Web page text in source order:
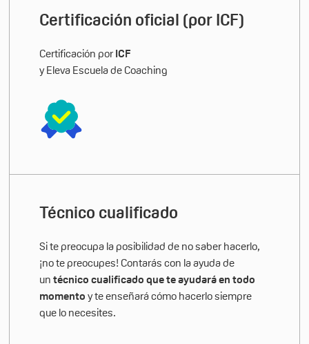
Certificación oficial (por ICF)
Certificación porICF
y Eleva Escuela de Coaching
Técnico cualificado
Si te preocupa la posibilidad de no saber hacerlo,
¡no te preocupes! Contarás con la ayuda de
untécnico cualificado que te ayudará en todo
momentoy te enseñará cómo hacerlo siempre
que lo necesites.